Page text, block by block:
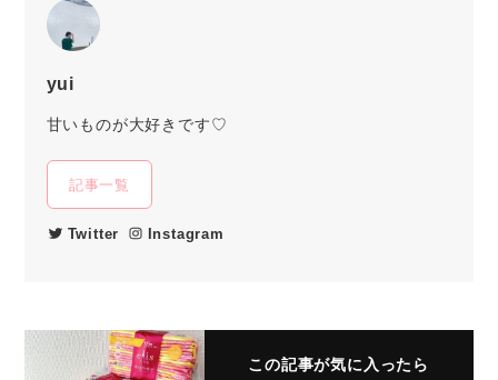
yui
甘いものが大好きです♡
記事一覧
Twitter Instagram
この記事が気に入ったら